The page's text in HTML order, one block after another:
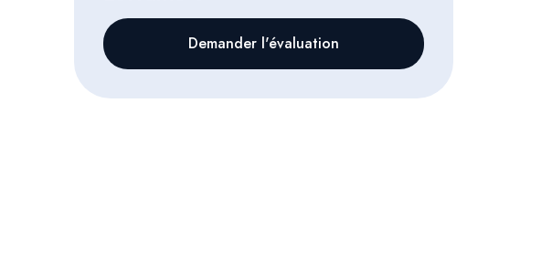
Demander l'évaluation